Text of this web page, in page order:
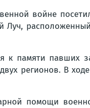
войне
Луч,
к памяти павших
регионов. В
помощи